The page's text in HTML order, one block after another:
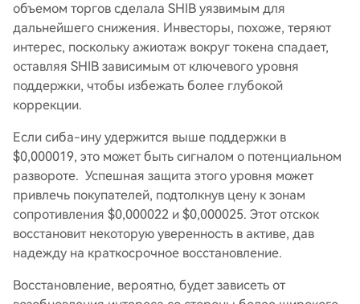
объемом торгов сделала SHIB уязвимым для
дальнейшего снижения. Инвесторы, похоже, теряют
интерес, поскольку ажиотаж вокруг токена спадает,
оставляя SHIB зависимым от ключевого уровня
поддержки, чтобы избежать более глубокой
коррекции.
Если сиба-ину удержится выше поддержки в
$0,000019, это может быть сигналом о потенциальном
развороте. Успешная защита этого уровня может
привлечь покупателей, подтолкнув цену к зонам
сопротивления $0,000022 и $0,000025. Этот отскок
восстановит некоторую уверенность в активе, дав
надежду на краткосрочное восстановление.
Восстановление, вероятно, будет зависеть от